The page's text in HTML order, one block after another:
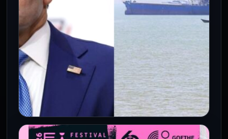
INTERNACIONALES